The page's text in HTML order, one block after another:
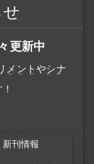
更新中
メントやシナ
新刊情報